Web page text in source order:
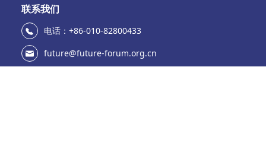
联系我们
电话：+86-010-82800433
future@future-forum.org.cn